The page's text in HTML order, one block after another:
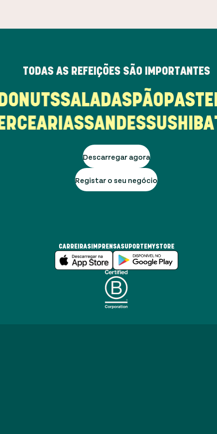
TODAS AS REFEIÇÕES SÃO IMPORTANTES
DONUTSSALADASPÃO
SANDES SUSHI
Descarregar agora
Registar o seu negócio
CARREIRASIMPRENSA SUPORTEMYSTORE